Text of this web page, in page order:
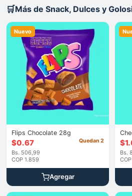
🛒Más de Snack, Dulces y
Nuevo
Flips Chocolate 28g
$0.67
Bs. 506,99
COP 1.859
Quedan 2
Agregar
$
Bs.